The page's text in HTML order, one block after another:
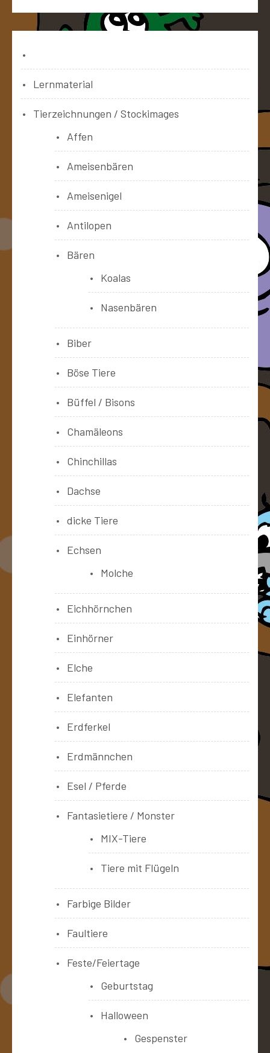
Lernmaterial
Tierzeichnungen / Stockimages
Affen
Ameisenbären
Ameisenigel
Antilopen
Bären
Koalas
Nasenbären
Biber
Böse Tiere
Büffel / Bisons
Chamäleons
Chinchillas
Dachse
dicke Tiere
Echsen
Molche
Eichhörnchen
Einhörner
Elche
Elefanten
Erdferkel
Erdmännchen
Esel / Pferde
Fantasietiere / Monster
MIX-Tiere
Tiere mit Flügeln
Farbige Bilder
Faultiere
Feste/Feiertage
Geburtstag
Halloween
Gespenster